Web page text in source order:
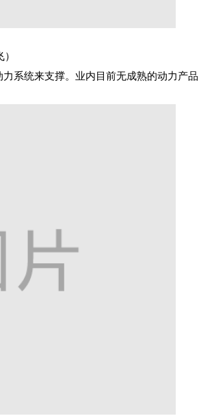
系统来支撑。业内目前无成熟的动力产